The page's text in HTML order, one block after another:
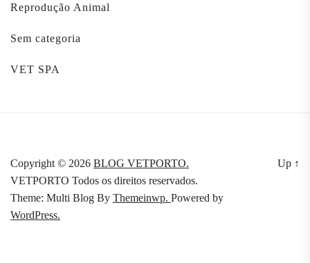
Reprodução Animal
Sem categoria
VET SPA
Copyright © 2026 BLOG VETPORTO.
VETPORTO Todos os direitos reservados.
Theme: Multi Blog By Themeinwp. Powered by
WordPress.
Up ↑